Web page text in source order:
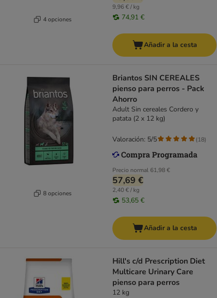
4 opciones
9,96 € / kg
74,91 €
Añadir a la cesta
8 opciones
Briantos SIN CEREALES
pienso para perros - Pack
Ahorro
Adult Sin cereales Cordero y
patata (2 x 12 kg)
Precio normal 61,98 €
57,69 €
2,40 € / kg
53,65 €
Valoración: 5/5 (18)
Añadir a la cesta
Hill's c/d Prescription Diet
Multicare Urinary Care
pienso para perros
12 kg